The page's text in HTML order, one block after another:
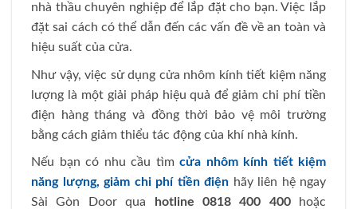
nhà thầu chuyên nghiệp để lắp đặt cho bạn. Việc lắp
đặt sai cách có thể dẫn đến các vấn đề về an toàn và
hiệu suất của cửa.
Như vậy, việc sử dụng cửa nhôm kính tiết kiệm năng
lượng là một giải pháp hiệu quả để giảm chi phí tiền
điện hàng tháng và đồng thời bảo vệ môi trường
bằng cách giảm thiểu tác động của khí nhà kính.
Nếu bạn có nhu cầu tìm cửa nhôm kính tiết kiệm
năng lượng, giảm chi phí tiền điện hãy liên hệ ngay
Sài Gòn Door qua
hotline 0818 400 400hoặc